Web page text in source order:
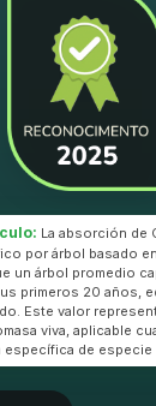
La absorción de
por árbol basado
un árbol promedio
primeros 20 años,
Este valor
viva, aplicable
específica de especie